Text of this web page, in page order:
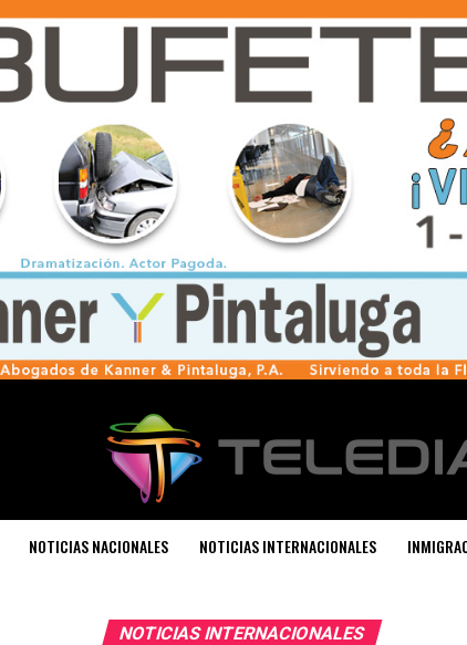
NOTICIAS NACIONALES NOTICIAS INTERNACIONALES
NOTICIAS INTERNACIONALES